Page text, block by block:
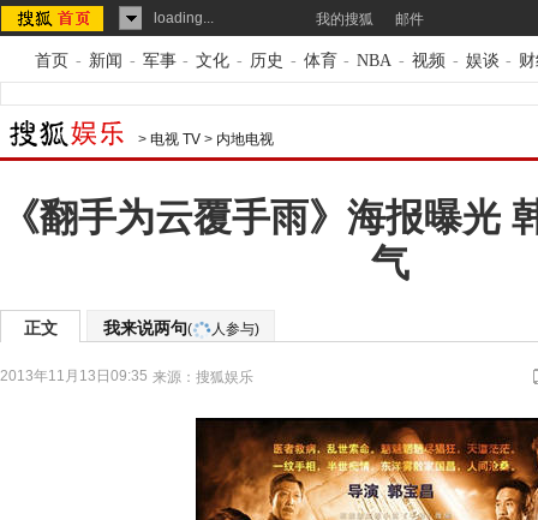
loading... 我的搜狐 邮件
首页 - 新闻 - 军事 - 文化 - 历史 - 体育 - NBA - 视频 - 娱谈 -
> 电视 TV > 内地电视
《翻手为云覆手雨》海报曝光
气
正文 我来说两句( 人参与)
2013年11月13日09:35 来源： 搜狐娱乐